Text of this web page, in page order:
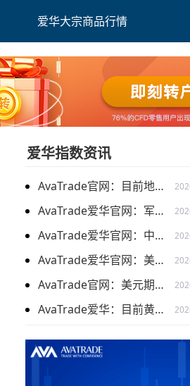
爱华大宗商品行情
爱华指数资讯
AvaTrade官网：目前地缘关系引发的供需的变化，带来的燃料油价格持续上涨
AvaTrade爱华官网：军事行动的担忧下，黄金价格持续上涨
AvaTrade爱华官网：中东局势以及避险需求下，黄金价格走势稳健
AvaTrade爱华官网：美元走弱以及就业数据疲软，美股三大指数集体上涨
AvaTrade官网：美元期货走强的情况下，现货黄金价格探底回升
AvaTrade爱华：目前黄金价格涨势延续，关注全球市场变化